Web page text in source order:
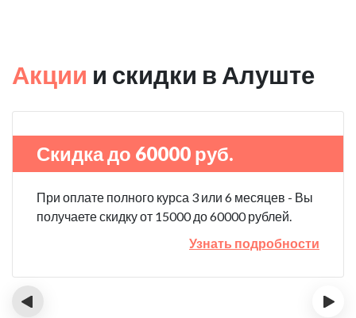
Акции и скидки в Алуште
Скидка до 60000 руб.
При оплате полного курса 3 или 6 месяцев - Вы
получаете скидку от 15000 до 60000 рублей.
Узнать подробности
‹ ›